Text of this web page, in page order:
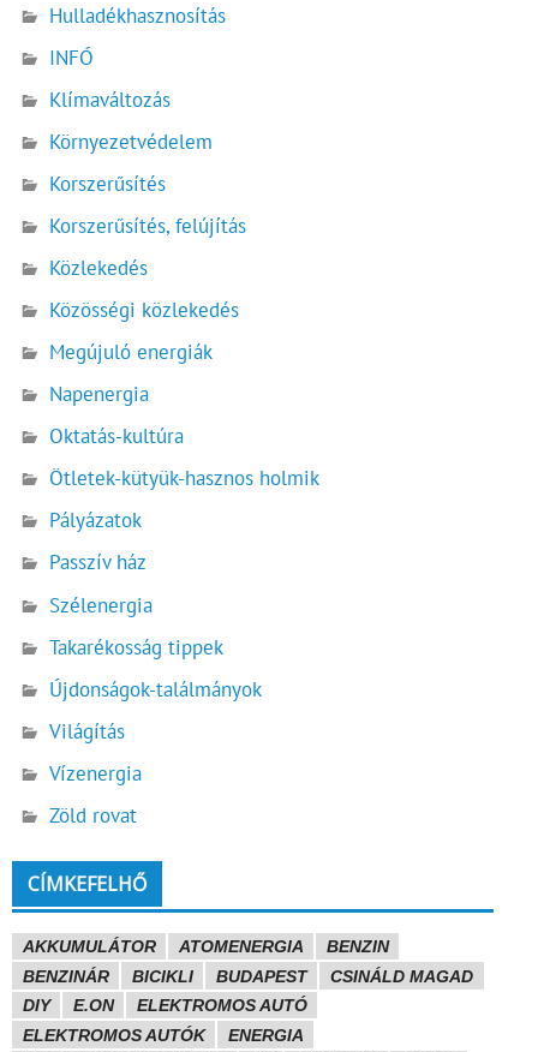
Hulladékhasznosítás
INFÓ
Klímaváltozás
Környezetvédelem
Korszerűsítés
Korszerűsítés, felújítás
Közlekedés
Közösségi közlekedés
Megújuló energiák
Napenergia
Oktatás-kultúra
Ötletek-kütyük-hasznos holmik
Pályázatok
Passzív ház
Szélenergia
Takarékosság tippek
Újdonságok-találmányok
Világítás
Vízenergia
Zöld rovat
CÍMKEFELHŐ
AKKUMULÁTOR ATOMENERGIA
BENZIN
BENZINÁR
BICIKLI BUDAPEST
CSINÁLD MAGAD
DIY
E.ON
ELEKTROMOS AUTÓ
ELEKTROMOS AUTÓK
ENERGIA